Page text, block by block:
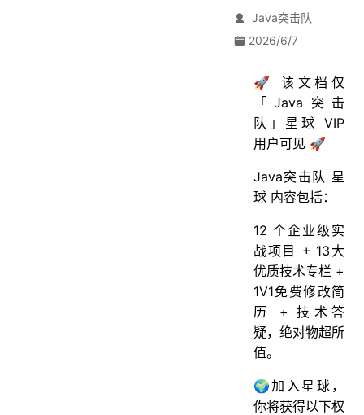
Java突击队
2026/6/7
🚀 该文档仅
「Java突击
队」星球 VIP
用户可见 🚀
Java突击队 星
球 内容包括：
12 个企业级实
战项目 + 13大
优质技术专栏 +
1V1免费修改简
历 + 技术答
疑，绝对物超所
值。
🌍加入星球，
你将获得以下权